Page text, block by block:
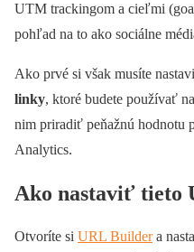
UTM trackingom a cieľmi
pohľad na to ako sociálne
Ako prvé si však musíte
linky, ktoré budete používať
nim priradiť peňažnú hodnotu
Analytics.
Ako nastaviť tieto
Otvoríte si URL Builder a